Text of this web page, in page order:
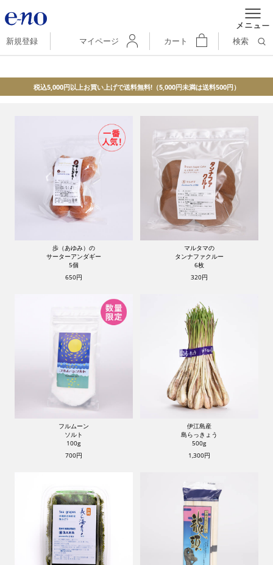
新規登録 マイページ カート 検索
税込5,000円以上お買い上げで送料無料!（5,000円未満は送料500円）
歩（あゆみ）の
サーターアンダギー
5個
650円
マルタマの
タンナファクルー
6枚
320円
フルムーン
ソルト
100g
700円
伊江島産
島らっきょう
500g
1,300円